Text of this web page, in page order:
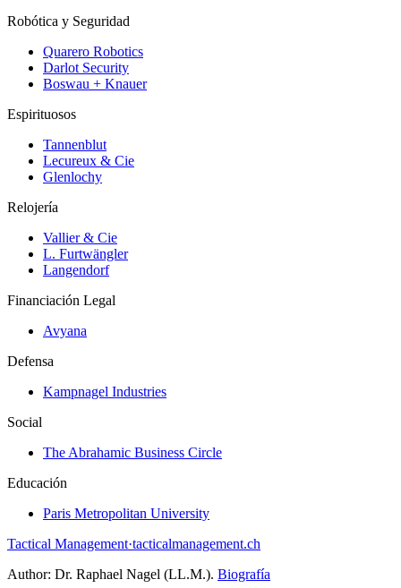
Robótica y Seguridad
Quarero Robotics
Darlot Security
Boswau + Knauer
Espirituosos
Tannenblut
Lecureux & Cie
Glenlochy
Relojería
Vallier & Cie
L. Furtwängler
Langendorf
Financiación Legal
Avyana
Defensa
Kampnagel Industries
Social
The Abrahamic Business Circle
Educación
Paris Metropolitan University
Tactical Management·tacticalmanagement.ch
Author: Dr. Raphael Nagel (LL.M.). Biografía